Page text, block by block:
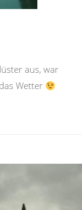
aus, war
Wetter